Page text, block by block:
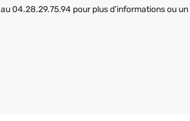
04.28.29.75.94 pour plus d’informations ou